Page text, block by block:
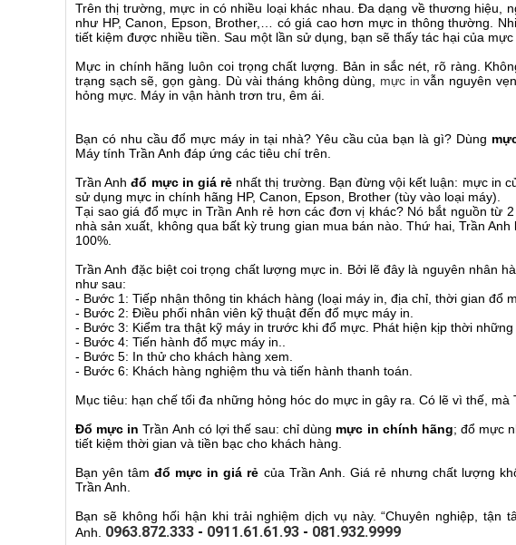
Trên thị trường, mực in có nhiều loại khác nhau. Đa dạng về thương hiệu,
như HP, Canon, Epson, Brother,… có giá cao hơn mực in thông thường.
tiết kiệm được nhiều tiền. Sau một lần sử dụng, bạn sẽ thấy tác hại của mực
Mực in chính hãng luôn coi trọng chất lượng. Bản in sắc nét, rõ ràng.
trạng sạch sẽ, gọn gàng. Dù vài tháng không dùng, mực in vẫn nguyên
hỏng mực. Máy in vận hành trơn tru, êm ái.
Bạn có nhu cầu đổ mực máy in tại nhà? Yêu cầu của bạn là gì? Dùng
Máy tính Trần Anh đáp ứng các tiêu chí trên.
Trần Anhđổ mực in giá rẻ nhất thị trường. Bạn đừng vội kết luận: mực in
sử dụng mực in chính hãng HP, Canon, Epson, Brother (tùy vào loại máy).
Tại sao giá đổ mực in Trần Anh rẻ hơn các đơn vị khác? Nó bắt nguồn từ
nhà sản xuất, không qua bất kỳ trung gian mua bán nào. Thứ hai, Trần
100%.
Trần Anh đặc biệt coi trọng chất lượng mực in. Bởi lẽ đây là nguyên nhân
như sau:
- Bước 1: Tiếp nhận thông tin khách hàng (loại máy in, địa chỉ, thời gian đổ
- Bước 2: Điều phối nhân viên kỹ thuật đến đổ mực máy in.
- Bước 3: Kiểm tra thật kỹ máy in trước khi đổ mực. Phát hiện kịp thời những
- Bước 4: Tiến hành đổ mực máy in..
- Bước 5: In thử cho khách hàng xem.
- Bước 6: Khách hàng nghiệm thu và tiến hành thanh toán.
Mục tiêu: hạn chế tối đa những hỏng hóc do mực in gây ra. Có lẽ vì thế, mà
Đổ mực inTrần Anh có lợi thế sau: chỉ dùng mực in chính hãng; đổ mực
tiết kiệm thời gian và tiền bạc cho khách hàng.
Bạn yên tâmđổ mực in giá rẻ của Trần Anh. Giá rẻ nhưng chất lượng
Trần Anh.
Bạn sẽ không hối hận khi trải nghiệm dịch vụ này. “Chuyên nghiệp,
Anh. 0963.872.333 - 0911.61.61.93 - 081.932.9999